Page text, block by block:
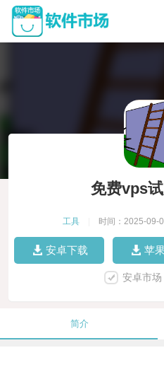
免费vps
工具 时间：2025-09-
安卓下载 苹
安卓市
简介